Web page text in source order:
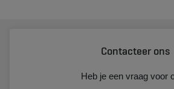
Contacteer ons
Heb je een vraag voor